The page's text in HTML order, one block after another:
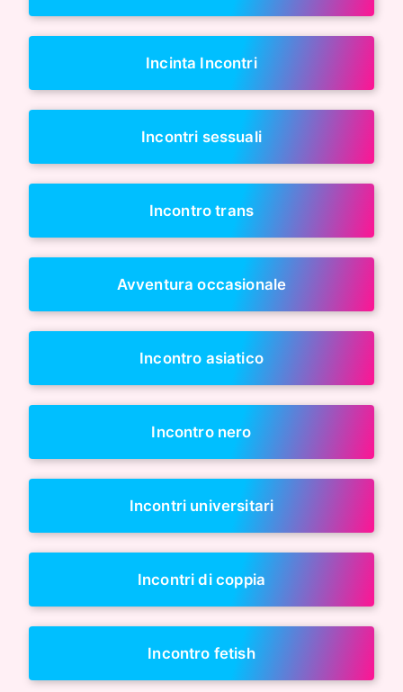
Incinta Incontri
Incontri sessuali
Incontro trans
Avventura occasionale
Incontro asiatico
Incontro nero
Incontri universitari
Incontri di coppia
Incontro fetish